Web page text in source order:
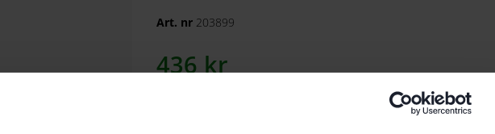
Art. nr 203899
436kr